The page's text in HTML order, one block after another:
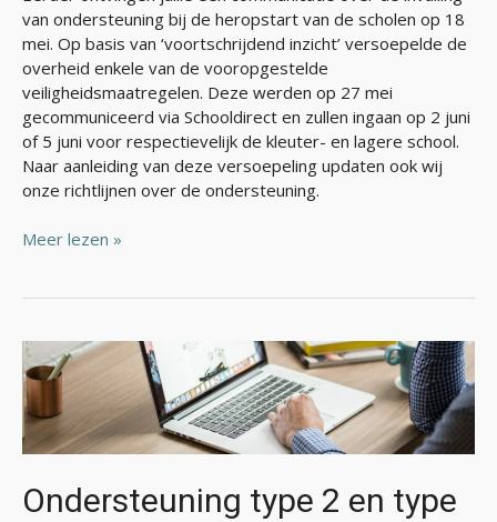
van ondersteuning bij de heropstart van de scholen op 18
mei. Op basis van ‘voortschrijdend inzicht’ versoepelde de
overheid enkele van de vooropgestelde
veiligheidsmaatregelen. Deze werden op 27 mei
gecommuniceerd via Schooldirect en zullen ingaan op 2 juni
of 5 juni voor respectievelijk de kleuter- en lagere school.
Naar aanleiding van deze versoepeling updaten ook wij
onze richtlijnen over de ondersteuning.
Meer lezen »
Ondersteuning type 2 en type
Ondersteuning
type
2
en
type
STOS